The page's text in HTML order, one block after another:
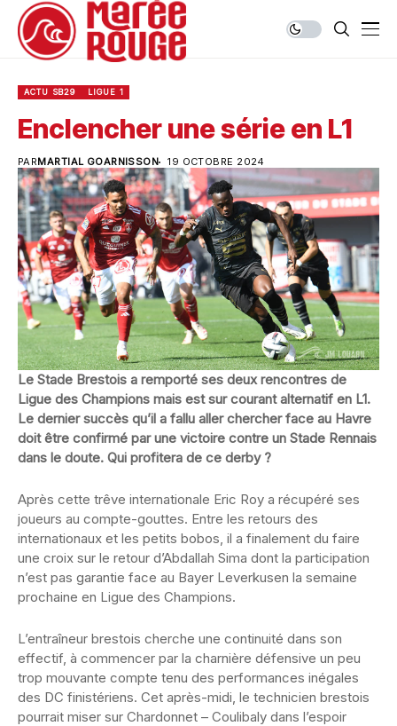
ACTU SB29 LIGUE 1
Enclencher une série en L1
PARMARTIAL GOARNISSON 19 OCTOBRE 2024
Le Stade Brestois a remporté ses deux rencontres de
Ligue des Champions mais est sur courant alternatif en L1.
Le dernier succès qu’il a fallu aller chercher face au Havre
doit être confirmé par une victoire contre un Stade Rennais
dans le doute. Qui profitera de ce derby ?
Après cette trêve internationale Eric Roy a récupéré ses
joueurs au compte-gouttes. Entre les retours des
internationaux et les petits bobos, il a finalement du faire
une croix sur le retour d’Abdallah Sima dont la participation
n’est pas garantie face au Bayer Leverkusen la semaine
prochaine en Ligue des Champions.
L’entraîneur brestois cherche une continuité dans son
effectif, à commencer par la charnière défensive un peu
trop mouvante compte tenu des performances inégales
des DC finistériens. Cet après-midi, le technicien brestois
pourrait miser sur Chardonnet – Coulibaly dans l’espoir